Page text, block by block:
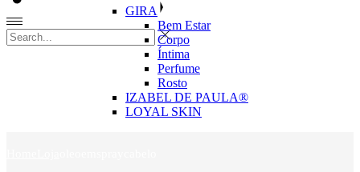
GIRA
Bem Estar
Corpo
Íntima
Perfume
Rosto
IZABEL DE PAULA®
LOYAL SKIN